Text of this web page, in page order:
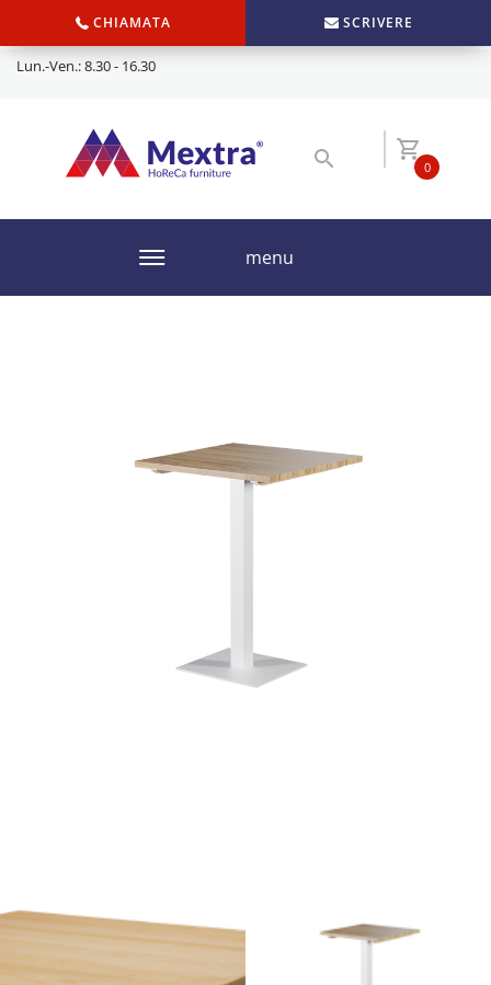
CHIAMATA SCRIVERE
Lun.-Ven.: 8.30 - 16.30
0
menu